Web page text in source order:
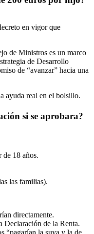
en vigor que
de Ministros es un marco
de Desarrollo
de “avanzar” hacia una
ayuda real en el bolsillo.
si se aprobara?
de 18 años.
las familias).
directamente.
Declaración de la Renta.
“pagarían la suya y la de